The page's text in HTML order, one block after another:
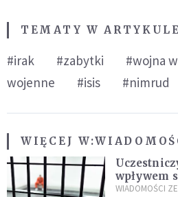
TEMATY W ARTYKULE
#irak #zabytki #wojna
wojenne
#isis #nimrud
WIĘCEJ W:
wpływem
zdanie
WIADOMOŚCI